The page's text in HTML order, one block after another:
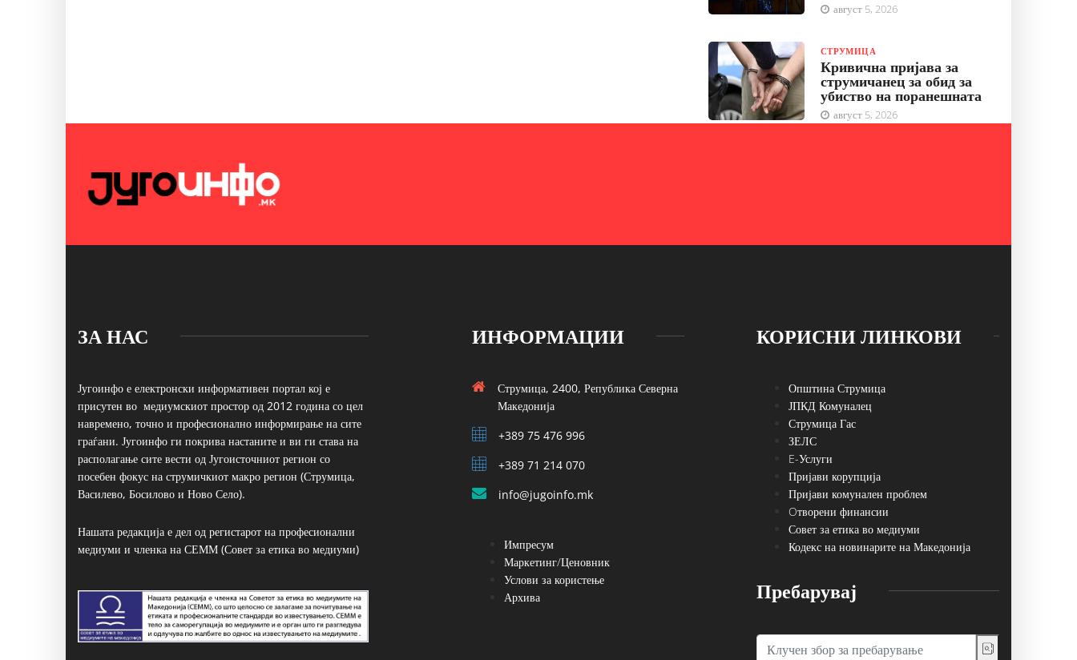
август 5, 2026
СТРУМИЦА
Кривична пријава за
струмичанец за обид за
убиство на поранешната
август 5, 2026
ЗА НАС
Југоинфо е електронски информативен портал кој е
присутен во медиумскиот простор од 2012 година со цел
навремено, точно и професионално информирање на сите
граѓани. Југоинфо ги покрива настаните и ви ги става на
располагање сите вести од Југоисточниот регион со
посебен фокус на струмичкиот макро регион (Струмица,
Василево, Босилово и Ново Село).
Нашата редакција е дел од регистарот на професионални
медиуми и членка на СЕММ (Совет за етика во медиуми)
ИНФОРМАЦИИ
Струмица, 2400, Република Северна
Македонија
+389 75 476 996
+389 71 214 070
info@jugoinfo.mk
Импресум
Маркетинг/Ценовник
Услови за користење
Архива
КОРИСНИ ЛИНКОВИ
Општина Струмица
ЈПКД Комуналец
Струмица Гас
ЗЕЛС
E-Услуги
Пријави корупција
Пријави комунален проблем
Oтворени финансии
Совет за етика во медиуми
Кодекс на новинарите на Македонија
Пребарувај